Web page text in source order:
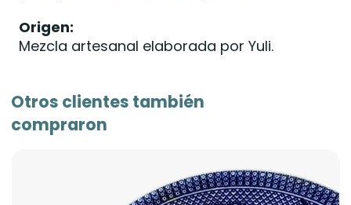
Origen:
Mezcla artesanal elaborada por Yuli.
Otros clientes también
compraron